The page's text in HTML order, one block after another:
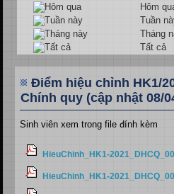
Hôm
Tuần
Tháng
Tất cả
Điểm hiệu chỉnh HK1/
Chính quy (cập nhật 08/
Sinh viên xem trong file đính kèm
HieuChinh_HK1-
HieuChinh_HK1-